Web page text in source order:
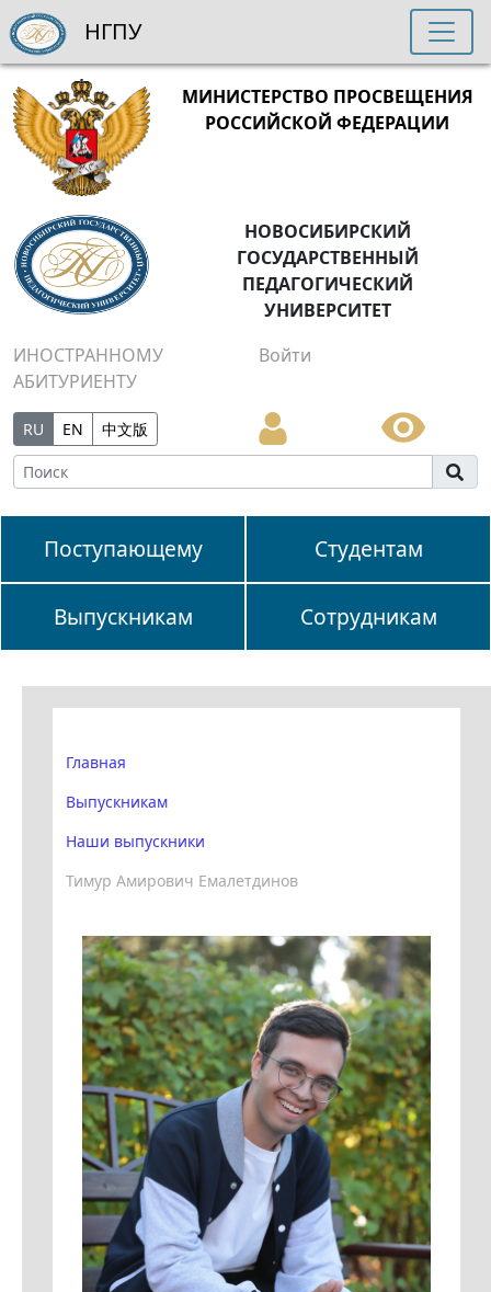
МИНИСТЕРСТВО ПРОСВЕЩЕНИЯ
РОССИЙСКОЙ ФЕДЕРАЦИИ
НОВОСИБИРСКИЙ
ГОСУДАРСТВЕННЫЙ
ПЕДАГОГИЧЕСКИЙ
УНИВЕРСИТЕТ
ИНОСТРАННОМУ
АБИТУРИЕНТУ
Войти
RU EN 中文版
Поступающему Студентам
Выпускникам Сотрудникам
НГПУ
Главная
Выпускникам
Наши выпускники
Тимур Амирович Емалетдинов